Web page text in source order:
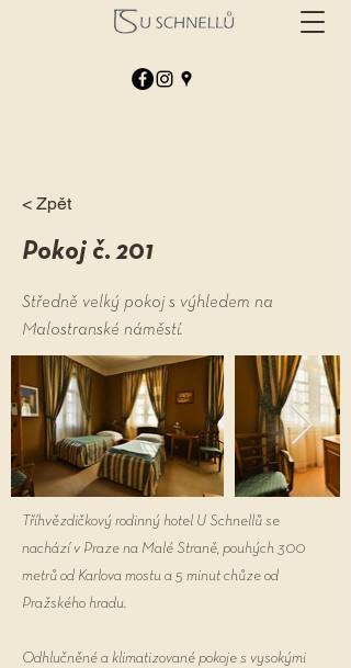
< Zpět
Pokoj č. 201
Středně velký pokoj s výhledem na
Malostranské náměstí.
Tříhvězdičkový rodinný hotel U Schnellů se
nachází v Praze na Malé Straně, pouhých 300
metrů od Karlova mostu a 5 minut chůze od
Pražského hradu.
Odhlučněné a klimatizované pokoje s vysokými